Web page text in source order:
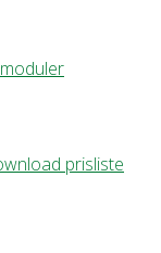
prisliste